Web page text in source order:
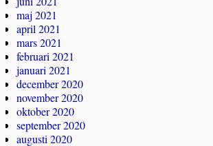
maj 2021
april 2021
mars 2021
februari 2021
januari 2021
december 2020
november 2020
oktober 2020
september 2020
augusti 2020